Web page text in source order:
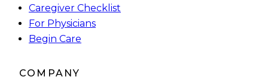
Caregiver Checklist
For Physicians
Begin Care
COMPANY